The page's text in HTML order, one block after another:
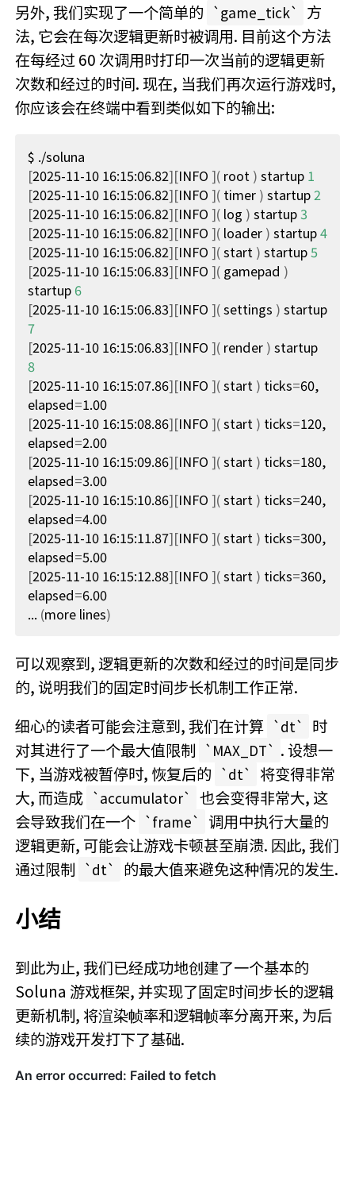
另外, 我们实现了一个简单的
game_tick
方
法, 它会在每次逻辑更新时被调用. 目前这个方法
在每经过 60 次调用时打印一次当前的逻辑更新
次数和经过的时间. 现在, 当我们再次运行游戏时,
你应该会在终端中看到类似如下的输出:
[2025-11-10 16:15:06.82][INFO ]( root ) startup 1
[2025-11-10 16:15:06.82][INFO ]( timer ) startup 2
[2025-11-10 16:15:06.82][INFO ]( log ) startup 3
[2025-11-10 16:15:06.82][INFO ]( loader ) startup 4
[2025-11-10 16:15:06.82][INFO ]( start ) startup 5
[2025-11-10 16:15:06.83][INFO ]( gamepad )
startup 6
[2025-11-10 16:15:06.83][INFO ]( settings )
startup
7
[2025-11-10 16:15:06.83][INFO ]( render )
startup
8
[2025-11-10 16:15:07.86][INFO ]( start ) ticks=
60,
elapsed=
1.00
[2025-11-10 16:15:08.86][INFO ]( start ) ticks=
120,
elapsed=
2.00
[2025-11-10 16:15:09.86][INFO ]( start ) ticks=
180,
elapsed=
3.00
[2025-11-10 16:15:10.86][INFO ]( start ) ticks=
240,
elapsed=
4.00
[2025-11-10 16:15:11.87][INFO ]( start ) ticks=
300,
elapsed=
5.00
[2025-11-10 16:15:12.88][INFO ]( start ) ticks=
360,
elapsed=
6.00
... (more lines)
可以观察到, 逻辑更新的次数和经过的时间是同步
的, 说明我们的固定时间步长机制工作正常.
细心的读者可能会注意到, 我们在计算
dt
时
对其进行了一个最大值限制
MAX_DT
. 设想一
下, 当游戏被暂停时, 恢复后的
dt
将变得非常
大, 而造成
accumulator
也会变得非常大, 这
会导致我们在一个
frame
调用中执行大量的
逻辑更新, 可能会让游戏卡顿甚至崩溃. 因此, 我们
通过限制
dt 的最大值来避免这种情况的发生.
小结
到此为止, 我们已经成功地创建了一个基本的
Soluna 游戏框架, 并实现了固定时间步长的逻辑
更新机制, 将渲染帧率和逻辑帧率分离开来, 为后
续的游戏开发打下了基础.